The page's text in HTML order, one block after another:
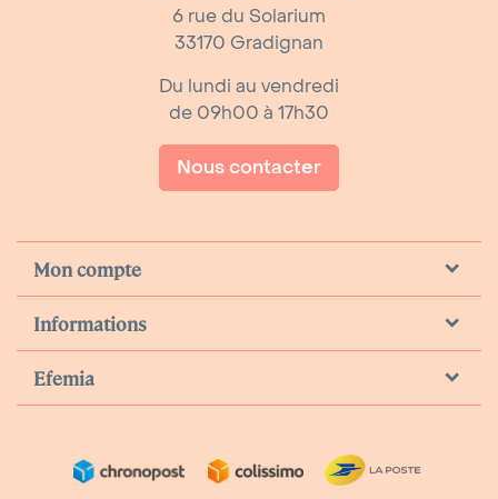
6 rue du Solarium
33170 Gradignan
Du lundi au vendredi
de 09h00 à 17h30
Nous contacter
Mon compte
Informations
Efemia